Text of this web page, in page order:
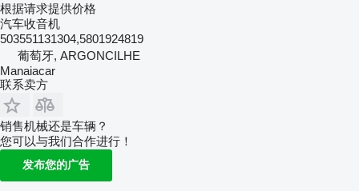
根据请求提供价格
汽车收音机
503551131304,5801924819
葡萄牙, ARGONCILHE
Manaiacar
联系卖方
销售机械还是车辆？
您可以与我们合作进行！
发布您的广告